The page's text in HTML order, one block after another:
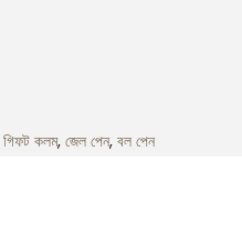
গিফট কলম, জেল পেন, বল পেন